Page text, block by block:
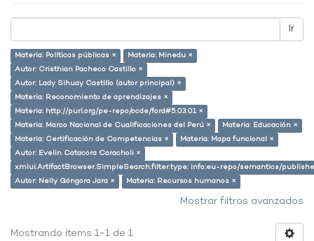
Ir
Materia: Políticas públicas ×
Materia: Minedu ×
Autor: Cristhian Pacheco Castillo ×
Autor: Lady Sihuay Castillo (autor principal) ×
Materia: Reconomiento de aprendizajes ×
Materia: http://purl.org/pe-repo/ocde/ford#5.03.01 ×
Materia: Marco Nacional de Cualificaciones del Perú ×
Materia: Educación ×
Materia: Certificación de Competencias ×
Materia: Mapa funcional ×
Autor: Evelin Catacora Caracholi ×
xmlui.ArtifactBrowser.SimpleSearch.filter.type: info:eu-repo/semantics/
Autor: Nelly Góngora Jara ×
Materia: Recursos humanos ×
Mostrar filtros avanzados
Mostrando ítems 1-1 de 1